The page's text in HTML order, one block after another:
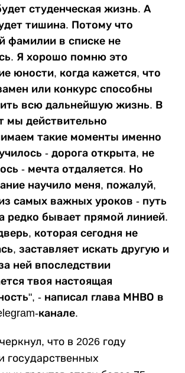
студенческая жизнь. А
тишина. Потому что
фамилии в списке не
Я хорошо помню это
юности, когда кажется, что
или конкурс способны
всю дальнейшую жизнь. В
мы действительно
такие моменты именно
- дорога открыта, не
- мечта отдаляется. Но
научило меня, пожалуй,
самых важных уроков - путь
редко бывает прямой линией.
которая сегодня не
заставляет искать другую и
ней впоследствии
твоя настоящая
- написал глава МНВО в
канале.
что в 2026 году
государственных